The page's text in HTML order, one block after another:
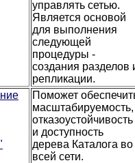
управлять сетью.
Является основой
для выполнения
следующей
процедуры -
создания разделов
репликации.
Поможет
масштабируемость,
отказоустойчивость
и доступность
дерева Каталога во
всей сети.